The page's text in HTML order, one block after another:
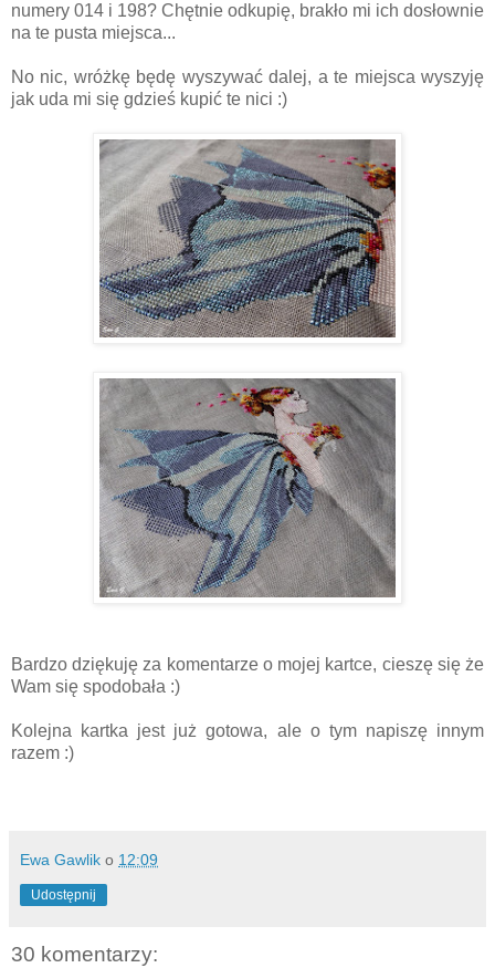
numery 014 i 198? Chętnie odkupię, brakło mi ich dosłownie
na te pusta miejsca...
No nic, wróżkę będę wyszywać dalej, a te miejsca wyszyję
jak uda mi się gdzieś kupić te nici :)
Bardzo dziękuję za komentarze o mojej kartce, cieszę się że
Wam się spodobała :)
Kolejna kartka jest już gotowa, ale o tym napiszę innym
razem :)
Ewa Gawlik o 12:09
Udostępnij
30 komentarzy: